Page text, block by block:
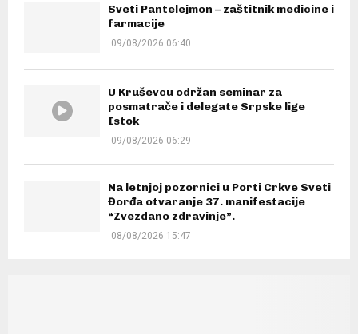
Sveti Pantelejmon – zaštitnik medicine i
farmacije
09/08/2026 06:40
U Kruševcu održan seminar za
posmatrače i delegate Srpske lige
Istok
09/08/2026 06:29
Na letnjoj pozornici u Porti Crkve Sveti
Đorđa otvaranje 37. manifestacije
“Zvezdano zdravinje”.
08/08/2026 15:47